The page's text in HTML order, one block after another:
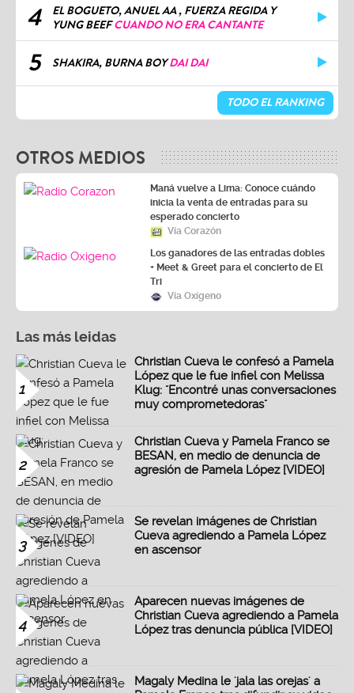
4
EL BOGUETO, ANUEL AA , FUERZA REGIDA Y
YUNG BEEFCUANDO NO ERA CANTANTE
5 SHAKIRA, BURNA BOYDAI DAI
TODO EL RANKING
OTROS MEDIOS
Maná vuelve a Lima: Conoce cuándo
inicia la venta de entradas para su
esperado concierto
Vía Corazón
Los ganadores de las entradas dobles
+ Meet & Greet para el concierto de El
Tri
Vía Oxígeno
Las más leidas
1
Christian Cueva le confesó a Pamela
López que le fue infiel con Melissa
Klug: "Encontré unas conversaciones
muy comprometedoras"
2
Christian Cueva y Pamela Franco se
BESAN, en medio de denuncia de
agresión de Pamela López [VIDEO]
3
Se revelan imágenes de Christian
Cueva agrediendo a Pamela López
en ascensor
4
Aparecen nuevas imágenes de
Christian Cueva agrediendo a Pamela
López tras denuncia pública [VIDEO]
Magaly Medina le 'jala las orejas' a